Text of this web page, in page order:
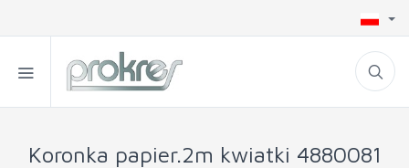
Koronka papier.2m kwiatki 4880081